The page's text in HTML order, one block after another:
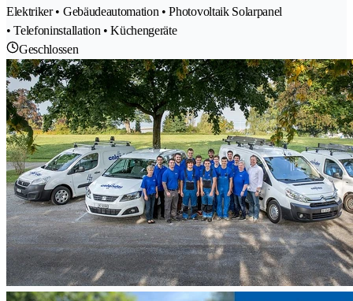
Elektriker • Gebäudeautomation • Photovoltaik Solarpanel
• Telefoninstallation • Küchengeräte
Geschlossen